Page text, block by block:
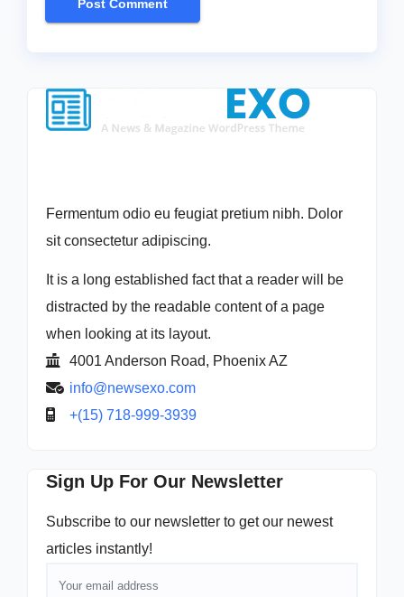
Fermentum odio eu feugiat pretium nibh. Dolor
sit consectetur adipiscing.
It is a long established fact that a reader will be
distracted by the readable content of a page
when looking at its layout.
4001 Anderson Road, Phoenix AZ
info@newsexo.com
+(15) 718-999-3939
Sign Up For Our Newsletter
Subscribe to our newsletter to get our newest
articles instantly!